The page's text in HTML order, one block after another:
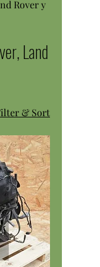
Rover y
Land
& Sort
L405 4.4